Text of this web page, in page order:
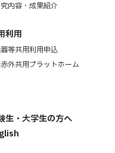
内容・成果紹介
利用
等共用利用申込
外共用プラットホーム
生・大学生の方へ